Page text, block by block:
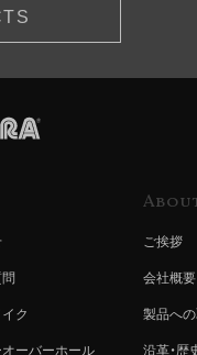
ク
ーバーホール
ご挨拶
会社概要
製品へ
沿革・歴